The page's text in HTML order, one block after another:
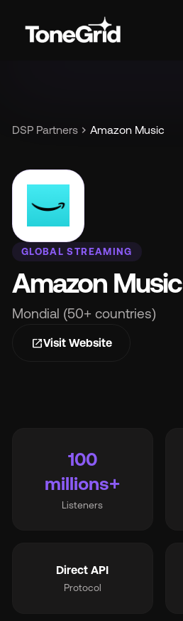
DSP Partners chevron_right Amazon Music
GLOBAL STREAMING
Amazon Music
Mondial (50+ countries)
open_in_newVisit Website
100
millions+
Listeners
Direct API
Protocol